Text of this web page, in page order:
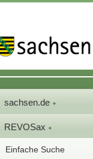
sachsen.de
REVOSax
Einfache Suche